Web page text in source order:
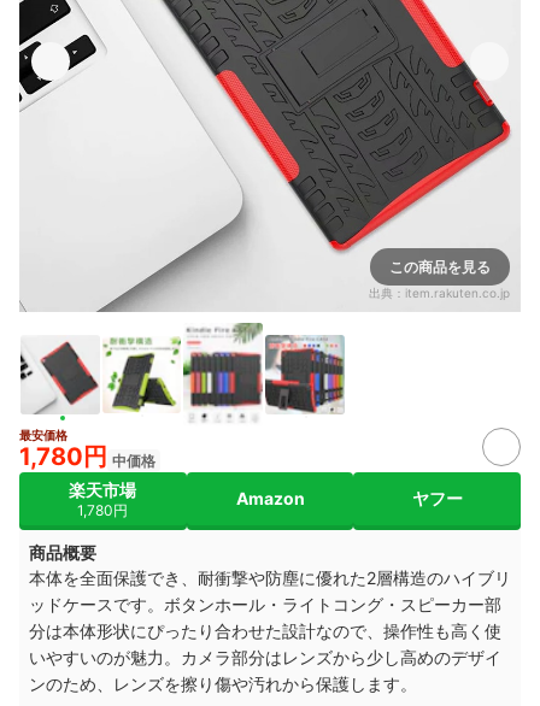
この商品を見る
出典： item.rakuten.co.jp
最安価格
1,780円 中価格
楽天市場
1,780円
Amazon ヤフー
商品概要
本体を全面保護でき、耐衝撃や防塵に優れた2層構造のハイブリ
ッドケースです。ボタンホール・ライトコング・スピーカー部
分は本体形状にぴったり合わせた設計なので、操作性も高く使
いやすいのが魅力。カメラ部分はレンズから少し高めのデザイ
ンのため、レンズを擦り傷や汚れから保護します。